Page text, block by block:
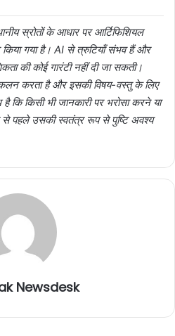
स्रोतों के आधार पर आर्टिफिशियल
गया है। AI से त्रुटियाँ संभव हैं और
की कोई गारंटी नहीं दी जा सकती।
करता है और इसकी विषय-वस्तु के लिए
कि किसी भी जानकारी पर भरोसा करने या
से पहले उसकी स्वतंत्र रूप से पुष्टि अवश्य
Newsdesk